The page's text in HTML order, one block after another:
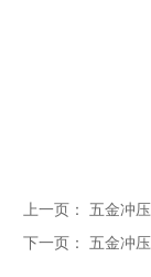
上一页： 五金冲
下一页： 五金冲